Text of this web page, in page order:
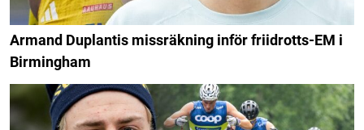
Armand Duplantis missräkning inför friidrotts-EM i
Birmingham